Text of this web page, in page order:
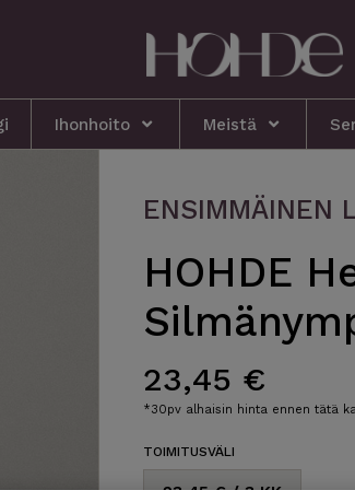
Ihonhoito Meistä
ENSIMMÄINEN
HOHDE
23,45 €
*30pv alhaisin hinta ennen tätä
TOIMITUSVÄLI